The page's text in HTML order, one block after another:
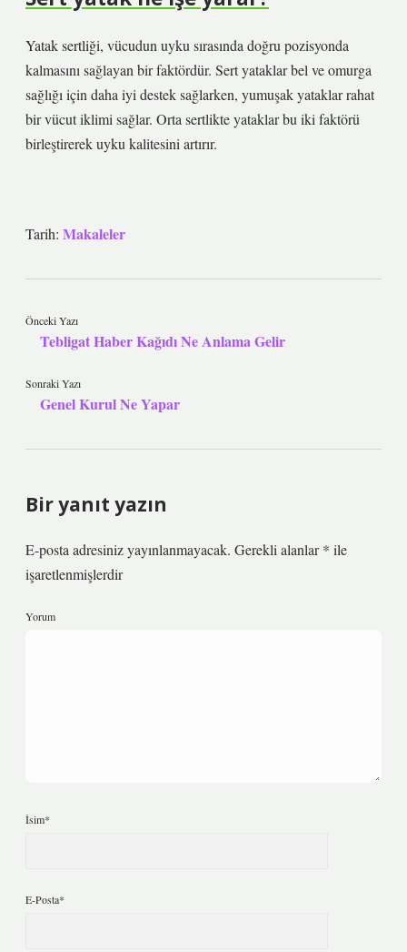
Yatak sertliği, vücudun uyku sırasında doğru pozisyonda
kalmasını sağlayan bir faktördür. Sert yataklar bel ve omurga
sağlığı için daha iyi destek sağlarken, yumuşak yataklar rahat
bir vücut iklimi sağlar. Orta sertlikte yataklar bu iki faktörü
birleştirerek uyku kalitesini artırır.
Tarih: Makaleler
Önceki Yazı
Tebligat Haber Kağıdı Ne Anlama Gelir
Sonraki Yazı
Genel Kurul Ne Yapar
Bir yanıt yazın
E-posta adresiniz yayınlanmayacak. Gerekli alanlar* ile
işaretlenmişlerdir
Yorum
İsim*
E-Posta*